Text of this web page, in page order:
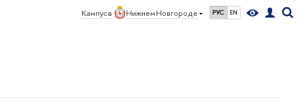
Кампус в Нижнем Новгороде РУС EN